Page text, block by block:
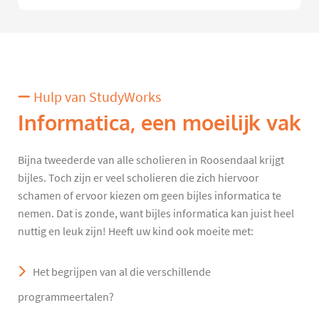
Hulp van StudyWorks
Informatica, een moeilijk vak
Bijna tweederde van alle scholieren in Roosendaal krijgt
bijles. Toch zijn er veel scholieren die zich hiervoor
schamen of ervoor kiezen om geen bijles informatica te
nemen. Dat is zonde, want bijles informatica kan juist heel
nuttig en leuk zijn! Heeft uw kind ook moeite met:
Het begrijpen van al die verschillende
programmeertalen?